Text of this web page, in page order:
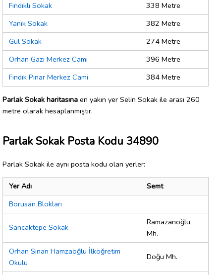
Fındıklı Sokak
338 Metre
Yanık Sokak
382 Metre
Gül Sokak
274 Metre
Orhan Gazi Merkez Cami
396 Metre
Fındık Pınar Merkez Cami
384 Metre
Parlak Sokak haritasına en yakın yer Selin Sokak ile arası 260
metre olarak hesaplanmıştır.
Parlak Sokak Posta Kodu 34890
Parlak Sokak ile aynı posta kodu olan yerler:
Yer Adı
Semt
Borusan Blokları
Sancaktepe Sokak
Ramazanoğlu
Mh.
Orhan Sinan Hamzaoğlu İlköğretim
Okulu
Doğu Mh.